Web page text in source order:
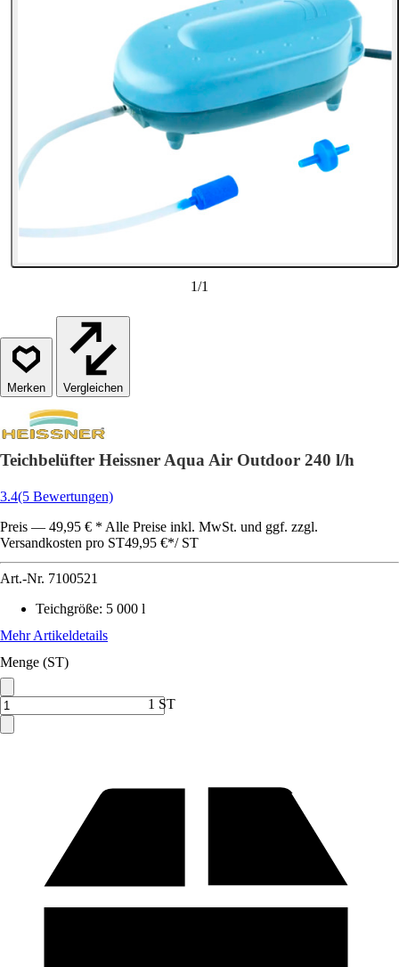
1/1
Vergleichen
Teichbelüfter Heissner Aqua Air Outdoor 240 l/h
3.4(5 Bewertungen)
Preis — 49,95 € * Alle Preise inkl. MwSt. und ggf. zzgl.
Versandkosten pro ST49,95 €*/ ST
Art.-Nr. 7100521
Teichgröße: 5 000 l
Mehr Artikeldetails
Menge (ST)
1 ST